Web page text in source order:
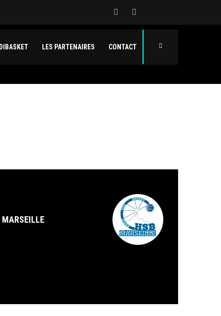
LES PARTENAIRES CONTACT
MARSEILLE